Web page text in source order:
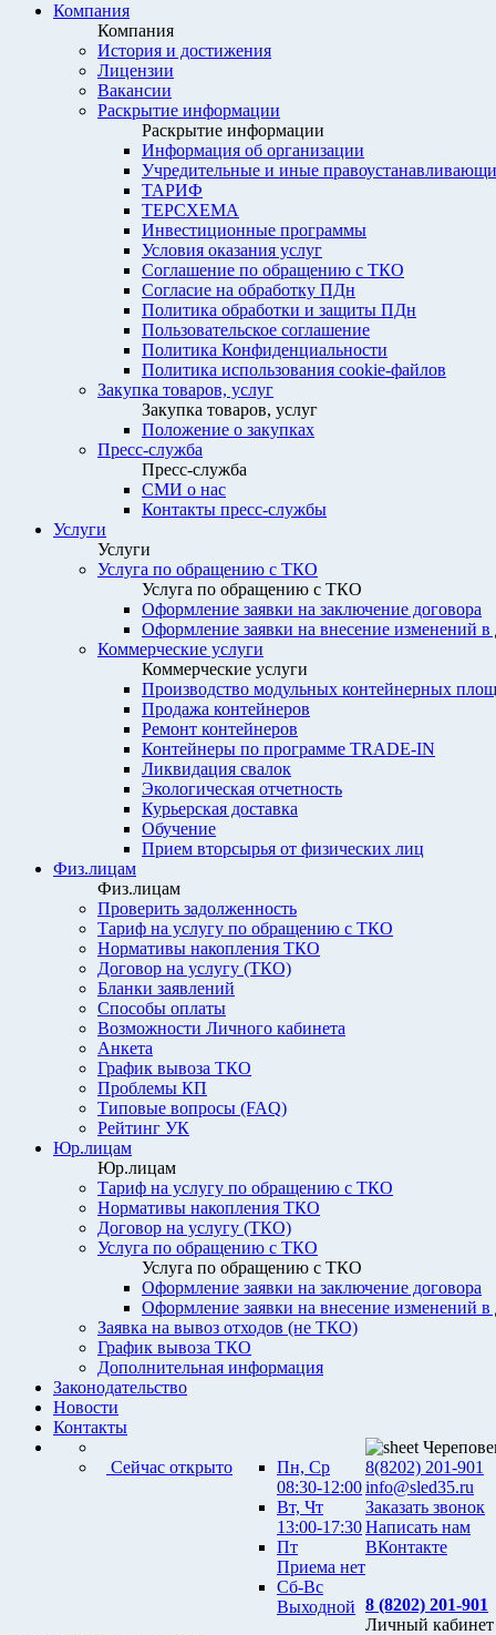
Компания
Компания
История и достижения
Лицензии
Вакансии
Раскрытие информации
Раскрытие информации
Информация об организации
Учредительные и иные
ТАРИФ
ТЕРСХЕМА
Инвестиционные программы
Условия оказания услуг
Соглашение по обращению с ТКО
Согласие на обработку ПДн
Политика обработки и защиты ПДн
Пользовательское соглашение
Политика Конфиденциальности
Политика использования cookie-файлов
Закупка товаров, услуг
Закупка товаров, услуг
Положение о закупках
Пресс-служба
Пресс-служба
СМИ о нас
Контакты пресс-службы
Услуги
Услуги
Услуга по обращению с ТКО
Услуга по обращению с ТКО
Оформление заявки на заключение договора
Оформление заявки на внесение изменений в
Коммерческие услуги
Коммерческие услуги
Производство модульных контейнерных
Продажа контейнеров
Ремонт контейнеров
Контейнеры по программе TRADE-IN
Ликвидация свалок
Экологическая отчетность
Курьерская доставка
Обучение
Прием вторсырья от физических лиц
Физ.лицам
Физ.лицам
Проверить задолженность
Тариф на услугу по обращению с ТКО
Нормативы накопления ТКО
Договор на услугу (ТКО)
Бланки заявлений
Способы оплаты
Возможности Личного кабинета
Анкета
График вывоза ТКО
Проблемы КП
Типовые вопросы (FAQ)
Рейтинг УК
Юр.лицам
Юр.лицам
Тариф на услугу по обращению с ТКО
Нормативы накопления ТКО
Договор на услугу (ТКО)
Услуга по обращению с ТКО
Услуга по обращению с ТКО
Оформление заявки на заключение договора
Оформление заявки на внесение изменений в
Заявка на вывоз отходов (не ТКО)
График вывоза ТКО
Дополнительная информация
Законодательство
Новости
Контакты
Сейчас открыто
Пн, Ср
08:30-12:00
Вт, Чт
13:00-17:30
Пт
Приема нет
Сб-Вс
Выходной
8(8202) 201-901
info@sled35.ru
Заказать звонок
Написать нам
ВКонтакте
8 (8202) 201-901
Личный кабинет